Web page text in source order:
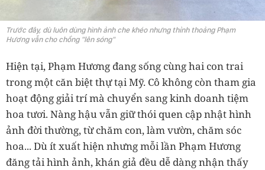
Trước đây, dù luôn dùng hình ảnh che khéo nhưng thỉnh thoảng Phạm
Hương vẫn cho chồng "lên sóng"
Hiện tại, Phạm Hương đang sống cùng hai con trai
trong một căn biệt thự tại Mỹ. Cô không còn tham gia
hoạt động giải trí mà chuyển sang kinh doanh tiệm
hoa tươi. Nàng hậu vẫn giữ thói quen cập nhật hình
ảnh đời thường, từ chăm con, làm vườn, chăm sóc
hoa... Dù ít xuất hiện nhưng mỗi lần Phạm Hương
đăng tải hình ảnh, khán giả đều dễ dàng nhận thấy